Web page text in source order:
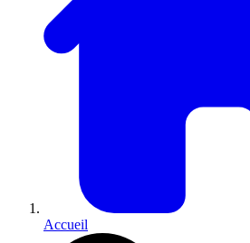
Accueil